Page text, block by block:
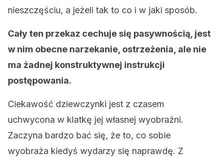
nieszczęściu, a jeżeli tak to co i w jaki sposób.
Cały ten przekaz cechuje się pasywnością, jest
w nim obecne narzekanie, ostrzeżenia, ale nie
ma żadnej konstruktywnej instrukcji
postępowania.
Ciekawość dziewczynki jest z czasem
uchwycona w klatkę jej własnej wyobraźni.
Zaczyna bardzo bać się, że to, co sobie
wyobraża kiedyś wydarzy się naprawdę. Z